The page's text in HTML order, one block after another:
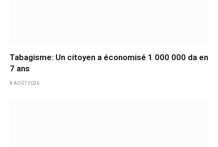
Tabagisme: Un citoyen a économisé 1 000 000 da en
7 ans
8 AOÛT 2026